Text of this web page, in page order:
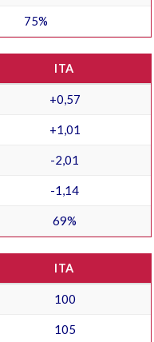
75%
ITA
+0,57
+1,01
-2,01
-1,14
69%
ITA
100
105